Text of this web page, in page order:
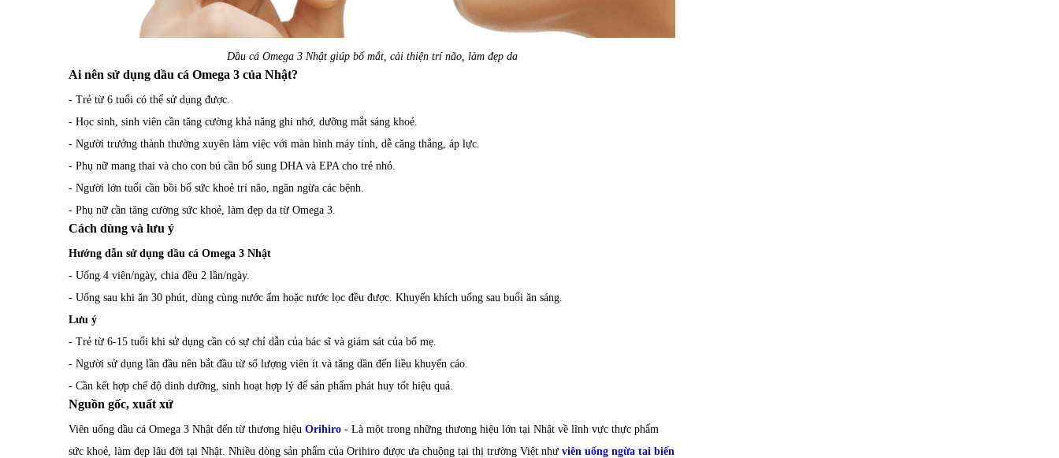
Dầu cá Omega 3 Nhật giúp bổ mắt, cải thiện trí não, làm đẹp da
Ai nên sử dụng dầu cá Omega 3 của Nhật?
- Trẻ từ 6 tuổi có thể sử dụng được.
- Học sinh, sinh viên cần tăng cường khả năng ghi nhớ, dưỡng mắt sáng khoẻ.
- Người trưởng thành thường xuyên làm việc với màn hình máy tính, dễ căng thẳng, áp lực.
- Phụ nữ mang thai và cho con bú cần bổ sung DHA và EPA cho trẻ nhỏ.
- Người lớn tuổi cần bồi bổ sức khoẻ trí não, ngăn ngừa các bệnh.
- Phụ nữ cần tăng cường sức khoẻ, làm đẹp da từ Omega 3.
Cách dùng và lưu ý
Hướng dẫn sử dụng dầu cá Omega 3 Nhật
- Uống 4 viên/ngày, chia đều 2 lần/ngày.
- Uống sau khi ăn 30 phút, dùng cùng nước ấm hoặc nước lọc đều được. Khuyến khích uống sau buổi ăn sáng.
Lưu ý
- Trẻ từ 6-15 tuổi khi sử dụng cần có sự chỉ dẫn của bác sĩ và giám sát của bố mẹ.
- Người sử dụng lần đầu nên bắt đầu từ số lượng viên ít và tăng dần đến liều khuyến cáo.
- Cần kết hợp chế độ dinh dưỡng, sinh hoạt hợp lý để sản phẩm phát huy tốt hiệu quả.
Nguồn gốc, xuất xứ
Viên uống dầu cá Omega 3 Nhật đến từ thương hiệu Orihiro - Là một trong những thương hiệu lớn tại Nhật về lĩnh vực thực phẩm
sức khoẻ, làm đẹp lâu đời tại Nhật. Nhiều dòng sản phẩm của Orihiro được ưa chuộng tại thị trường Việt như viên uống ngừa tai biến